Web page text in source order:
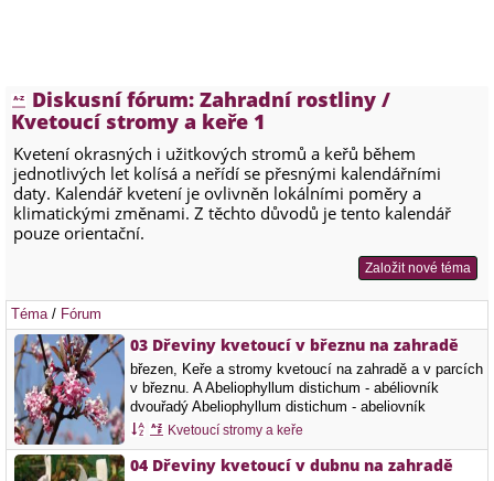
Diskusní fórum: Zahradní rostliny /
Kvetoucí stromy a keře 1
Kvetení okrasných i užitkových stromů a keřů během
jednotlivých let kolísá a neřídí se přesnými kalendářními
daty. Kalendář kvetení je ovlivněn lokálními poměry a
klimatickými změnami. Z těchto důvodů je tento kalendář
pouze orientační.
Založit nové téma
Téma/ Fórum
03 Dřeviny kvetoucí v březnu na zahradě
březen, Keře a stromy kvetoucí na zahradě a v parcích
v březnu. A Abeliophyllum distichum - abéliovník
dvouřadý Abeliophyllum distichum - abeliovník
dvouřadý - větévka s květy Acer negundo - javor
Kvetoucí stromy a keře
04 Dřeviny kvetoucí v dubnu na zahradě